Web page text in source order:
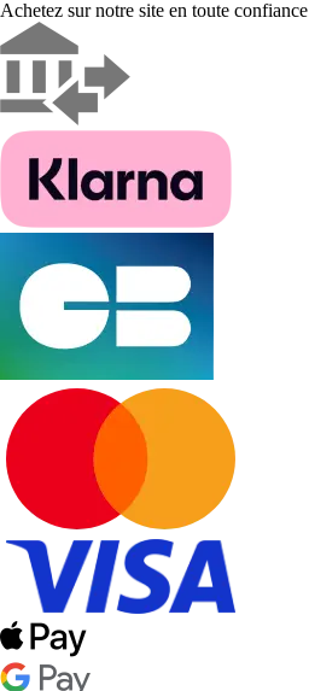
Achetez sur notre site en toute confiance